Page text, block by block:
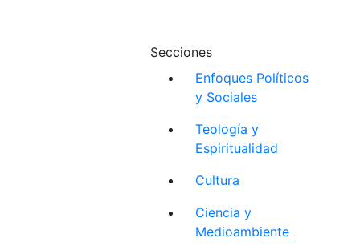
Secciones
Enfoques Políticos
y Sociales
Teología y
Espiritualidad
Cultura
Ciencia y
Medioambiente